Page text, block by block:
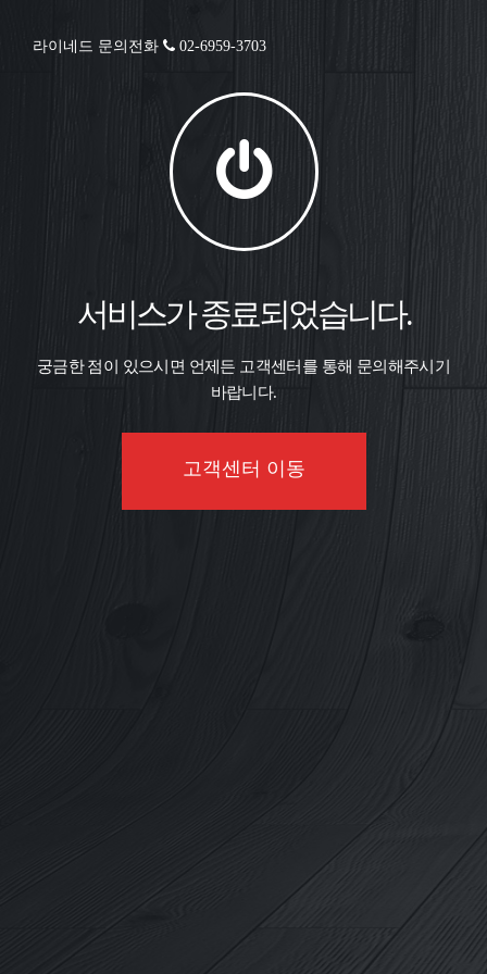
라이네드 문의전화 02-6959-3703
서비스가 종료되었습니다.
궁금한 점이 있으시면 언제든 고객센터를 통해 문의해주시기
바랍니다.
고객센터 이동